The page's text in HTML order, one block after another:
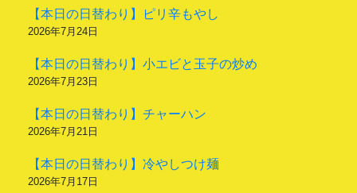
【本日の日替わり】ピリ辛もやし
2026年7月24日
【本日の日替わり】小エビと玉子の炒め
2026年7月23日
【本日の日替わり】チャーハン
2026年7月21日
【本日の日替わり】冷やしつけ麺
2026年7月17日